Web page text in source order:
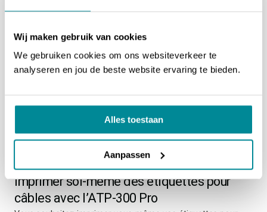
Wij maken gebruik van cookies
We gebruiken cookies om ons websiteverkeer te
analyseren en jou de beste website ervaring te bieden.
Alles toestaan
Aanpassen
Imprimer soi-même des étiquettes pour
câbles avec l’ATP-300 Pro